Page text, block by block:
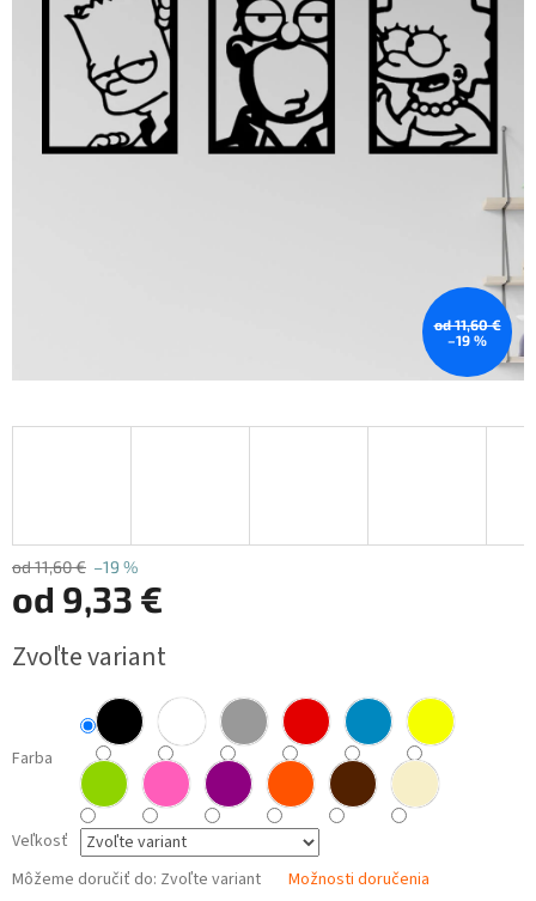
od 11,60 €
–19 %
od 11,60 € –19 %
od 9,33 €
cena:
Zvoľte variant
Farba
Veľkosť
Môžeme doručiť do: Zvoľte variant Možnosti doručenia